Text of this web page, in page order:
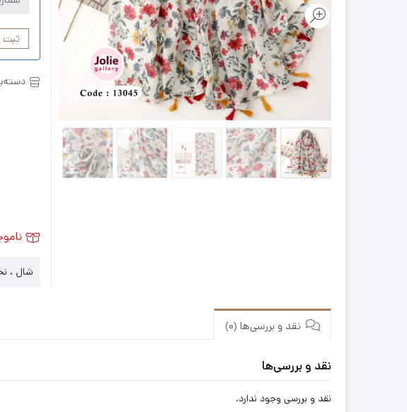
ثبت
شال ، نخی ،
نقد و بررسی‌ها (0)
نقد و بررسی‌ها
نقد و بررسی وجود ندارد.